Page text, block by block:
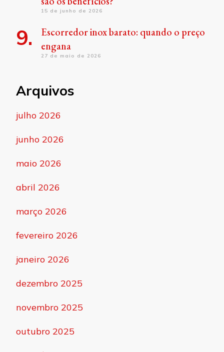
15 de junho de 2026
Escorredor inox barato: quando o preço
engana
27 de maio de 2026
Arquivos
julho 2026
junho 2026
maio 2026
abril 2026
março 2026
fevereiro 2026
janeiro 2026
dezembro 2025
novembro 2025
outubro 2025